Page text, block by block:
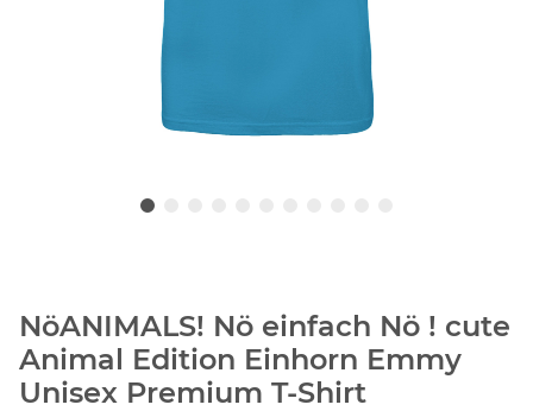
NöANIMALS! Nö einfach Nö ! cute
Animal Edition Einhorn Emmy
Unisex Premium T-Shirt